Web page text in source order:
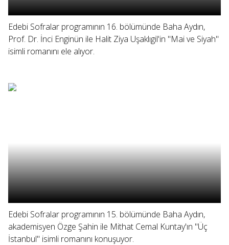
Edebi Sofralar programının 16. bölümünde Baha Aydın,
Prof. Dr. İnci Enginün ile Halit Ziya Uşaklıgil'in "Mai ve Siyah"
isimli romanını ele alıyor.
Edebi Sofralar programının 15. bölümünde Baha Aydın,
akademisyen Özge Şahin ile Mithat Cemal Kuntay'ın "Üç
İstanbul" isimli romanını konuşuyor.